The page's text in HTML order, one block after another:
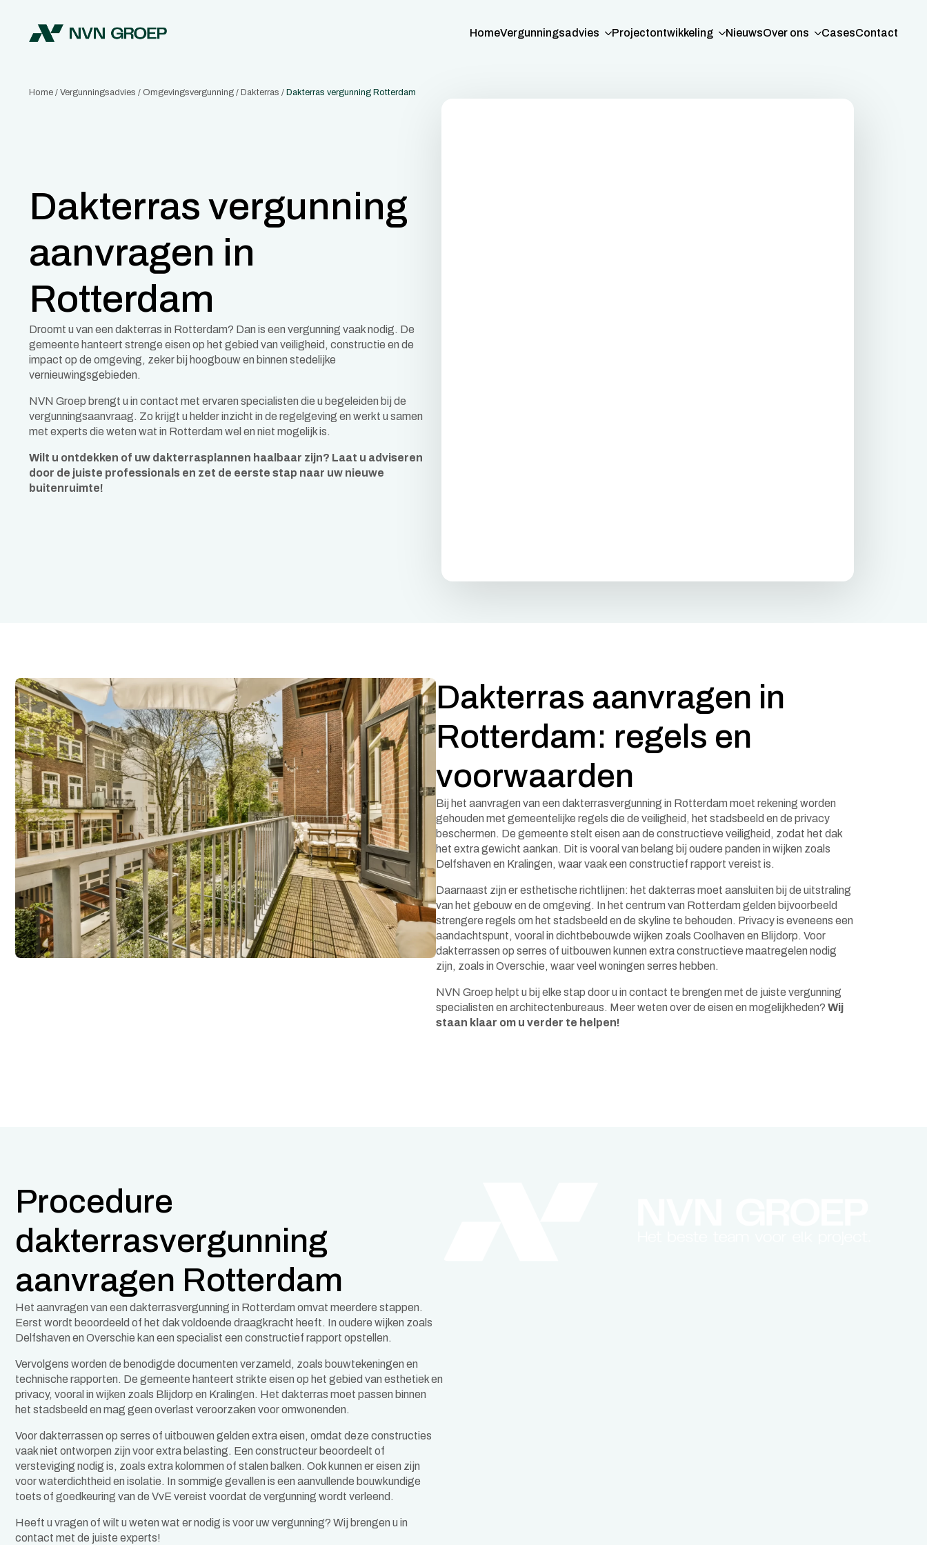
HomeVergunningsadvies Projectontwikkeling NieuwsOver ons CasesContact
Home / Vergunningsadvies / Omgevingsvergunning / Dakterras / Dakterras vergunning Rotterdam
Dakterras vergunning
aanvragen in
Rotterdam
Droomt u van een dakterras in Rotterdam? Dan is een vergunning vaak nodig. De
gemeente hanteert strenge eisen op het gebied van veiligheid, constructie en de
impact op de omgeving, zeker bij hoogbouw en binnen stedelijke
vernieuwingsgebieden.
NVN Groep brengt u in contact met ervaren specialisten die u begeleiden bij de
vergunningsaanvraag. Zo krijgt u helder inzicht in de regelgeving en werkt u samen
met experts die weten wat in Rotterdam wel en niet mogelijk is.
Wilt u ontdekken of uw dakterrasplannen haalbaar zijn? Laat u adviseren
door de juiste professionals en zet de eerste stap naar uw nieuwe
buitenruimte!
Dakterras aanvragen in
Rotterdam: regels en
voorwaarden
Bij het aanvragen van een dakterrasvergunning in Rotterdam moet rekening worden
gehouden met gemeentelijke regels die de veiligheid, het stadsbeeld en de privacy
beschermen. De gemeente stelt eisen aan de constructieve veiligheid, zodat het dak
het extra gewicht aankan. Dit is vooral van belang bij oudere panden in wijken zoals
Delfshaven en Kralingen, waar vaak een constructief rapport vereist is.
Daarnaast zijn er esthetische richtlijnen: het dakterras moet aansluiten bij de uitstraling
van het gebouw en de omgeving. In het centrum van Rotterdam gelden bijvoorbeeld
strengere regels om het stadsbeeld en de skyline te behouden. Privacy is eveneens een
aandachtspunt, vooral in dichtbebouwde wijken zoals Coolhaven en Blijdorp. Voor
dakterrassen op serres of uitbouwen kunnen extra constructieve maatregelen nodig
zijn, zoals in Overschie, waar veel woningen serres hebben.
NVN Groep helpt u bij elke stap door u in contact te brengen met de juiste vergunning
specialisten en architectenbureaus. Meer weten over de eisen en mogelijkheden? Wij
staan klaar om u verder te helpen!
Procedure
dakterrasvergunning
aanvragen Rotterdam
Het aanvragen van een dakterrasvergunning in Rotterdam omvat meerdere stappen.
Eerst wordt beoordeeld of het dak voldoende draagkracht heeft. In oudere wijken zoals
Delfshaven en Overschie kan een specialist een constructief rapport opstellen.
Vervolgens worden de benodigde documenten verzameld, zoals bouwtekeningen en
technische rapporten. De gemeente hanteert strikte eisen op het gebied van esthetiek en
privacy, vooral in wijken zoals Blijdorp en Kralingen. Het dakterras moet passen binnen
het stadsbeeld en mag geen overlast veroorzaken voor omwonenden.
Voor dakterrassen op serres of uitbouwen gelden extra eisen, omdat deze constructies
vaak niet ontworpen zijn voor extra belasting. Een constructeur beoordeelt of
versteviging nodig is, zoals extra kolommen of stalen balken. Ook kunnen er eisen zijn
voor waterdichtheid en isolatie. In sommige gevallen is een aanvullende bouwkundige
toets of goedkeuring van de VvE vereist voordat de vergunning wordt verleend.
Heeft u vragen of wilt u weten wat er nodig is voor uw vergunning? Wij brengen u in
contact met de juiste experts!